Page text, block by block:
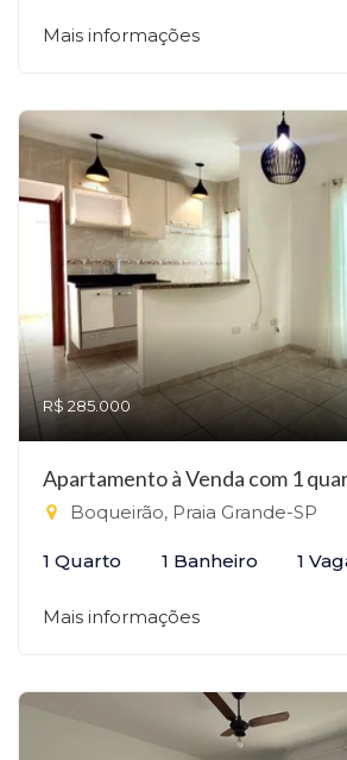
Mais informações
R$ 285.000
Apartamento à Venda com 1
Boqueirão, Praia Grande-SP
1 Quarto 1 Banheiro 1
Mais informações